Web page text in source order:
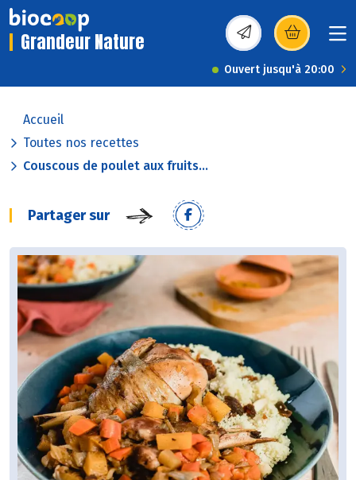
Grandeur Nature (s’ouvre dans une
Ouvert jusqu'à 20:00
Accueil
Toutes nos recettes
Couscous de poulet aux fruits...
Partager sur